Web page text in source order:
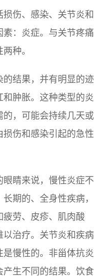
伤、感染、关节炎和
：炎症。与关节疼痛
种。
结果，并有明显的迹
肿胀。这种类型的炎
，可能会持续几天或
伤和感染引起的急性
睛来说，慢性炎症不
期的、全身性疾病，
劳、皮疹、肌肉酸
治疗。关节炎和疾病
慢性的。非甾体抗炎
生不同的结果。饮食